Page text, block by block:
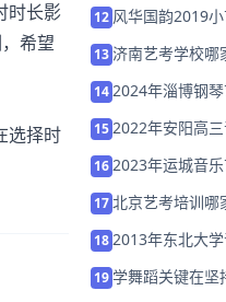
时长影
希望
选择时
12 风华国韵2019
13 济南艺考学校哪
142024年淄博钢
152022年安阳高
162023年运城音
17北京艺考培训哪
182013年东北大
19学舞蹈关键在坚